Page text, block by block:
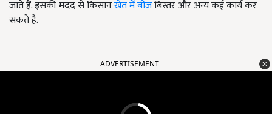
जाते हैं. इसकी मदद से किसानखेत में बीजबिस्तर और अन्य कई कार्य कर
सकते हैं.
ADVERTISEMENT